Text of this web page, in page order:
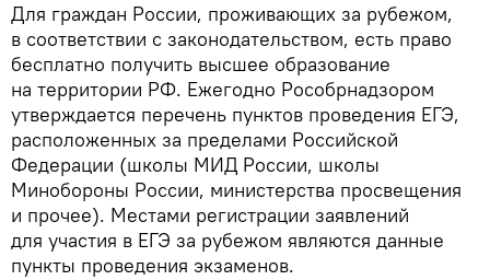
Для граждан России, проживающих за рубежом,
в соответствии с законодательством, есть право
бесплатно получить высшее образование
на территории РФ. Ежегодно Рособрнадзором
утверждается перечень пунктов проведения ЕГЭ,
расположенных за пределами Российской
Федерации (школы МИД России, школы
Минобороны России, министерства просвещения
и прочее). Местами регистрации заявлений
для участия в ЕГЭ за рубежом являются данные
пункты проведения экзаменов.